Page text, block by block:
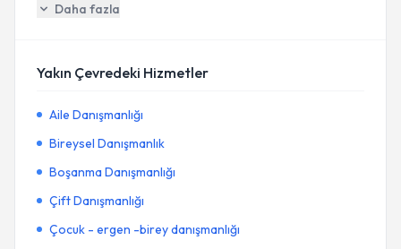
Daha fazla
Yakın Çevredeki Hizmetler
Aile Danışmanlığı
Bireysel Danışmanlık
Boşanma Danışmanlığı
Çift Danışmanlığı
Çocuk - ergen -birey danışmanlığı